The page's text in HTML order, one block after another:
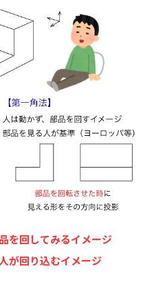
を回してみるイメージ
が回り込むイメージ